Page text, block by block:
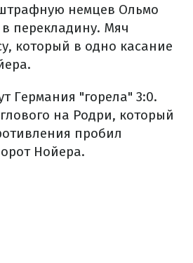
немцев Ольмо
перекладину. Мяч
который в одно касание
Германия "горела" 3:0.
на Родри, который
пробил
Нойера.